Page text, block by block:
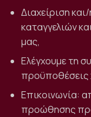
Διαχείριση
καταγγελιών
μας,
Ελέγχουμε τη
προϋποθέσεις
Επικοινωνία:
προώθησης